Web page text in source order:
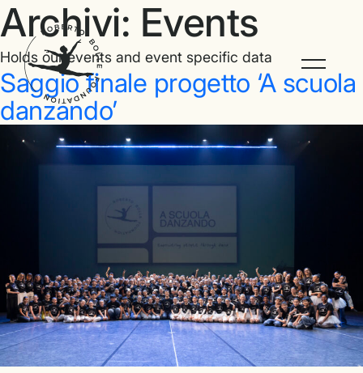
Archivi: Events
Holds our events and event specific data
Saggio finale progetto ‘A scuola
danzando’